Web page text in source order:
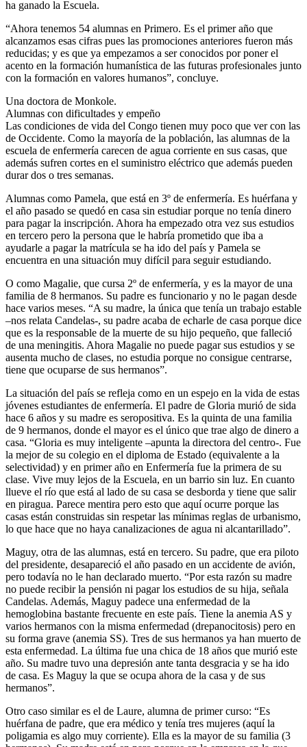
ha ganado la Escuela.
“Ahora tenemos 54 alumnas en Primero. Es el primer año que
alcanzamos esas cifras pues las promociones anteriores fueron más
reducidas; y es que ya empezamos a ser conocidos por poner el
acento en la formación humanística de las futuras profesionales junto
con la formación en valores humanos”, concluye.
Una doctora de Monkole.
Alumnas con dificultades y empeño
Las condiciones de vida del Congo tienen muy poco que ver con las
de Occidente. Como la mayoría de la población, las alumnas de la
escuela de enfermería carecen de agua corriente en sus casas, que
además sufren cortes en el suministro eléctrico que además pueden
durar dos o tres semanas.
Alumnas como Pamela, que está en 3º de enfermería. Es huérfana y
el año pasado se quedó en casa sin estudiar porque no tenía dinero
para pagar la inscripción. Ahora ha empezado otra vez sus estudios
en tercero pero la persona que le habría prometido que iba a
ayudarle a pagar la matrícula se ha ido del país y Pamela se
encuentra en una situación muy difícil para seguir estudiando.
O como Magalie, que cursa 2º de enfermería, y es la mayor de una
familia de 8 hermanos. Su padre es funcionario y no le pagan desde
hace varios meses. “A su madre, la única que tenía un trabajo estable
–nos relata Candelas-, su padre acaba de echarle de casa porque dice
que es la responsable de la muerte de su hijo pequeño, que falleció
de una meningitis. Ahora Magalie no puede pagar sus estudios y se
ausenta mucho de clases, no estudia porque no consigue centrarse,
tiene que ocuparse de sus hermanos”.
La situación del país se refleja como en un espejo en la vida de estas
jóvenes estudiantes de enfermería. El padre de Gloria murió de sida
hace 6 años y su madre es seropositiva. Es la quinta de una familia
de 9 hermanos, donde el mayor es el único que trae algo de dinero a
casa. “Gloria es muy inteligente –apunta la directora del centro-. Fue
la mejor de su colegio en el diploma de Estado (equivalente a la
selectividad) y en primer año en Enfermería fue la primera de su
clase. Vive muy lejos de la Escuela, en un barrio sin luz. En cuanto
llueve el río que está al lado de su casa se desborda y tiene que salir
en piragua. Parece mentira pero esto que aquí ocurre porque las
casas están construidas sin respetar las mínimas reglas de urbanismo,
lo que hace que no haya canalizaciones de agua ni alcantarillado”.
Maguy, otra de las alumnas, está en tercero. Su padre, que era piloto
del presidente, desapareció el año pasado en un accidente de avión,
pero todavía no le han declarado muerto. “Por esta razón su madre
no puede recibir la pensión ni pagar los estudios de su hija, señala
Candelas. Además, Maguy padece una enfermedad de la
hemoglobina bastante frecuente en este país. Tiene la anemia AS y
varios hermanos con la misma enfermedad (drepanocitosis) pero en
su forma grave (anemia SS). Tres de sus hermanos ya han muerto de
esta enfermedad. La última fue una chica de 18 años que murió este
año. Su madre tuvo una depresión ante tanta desgracia y se ha ido
de casa. Es Maguy la que se ocupa ahora de la casa y de sus
hermanos”.
Otro caso similar es el de Laure, alumna de primer curso: “Es
huérfana de padre, que era médico y tenía tres mujeres (aquí la
poligamia es algo muy corriente). Ella es la mayor de su familia (3